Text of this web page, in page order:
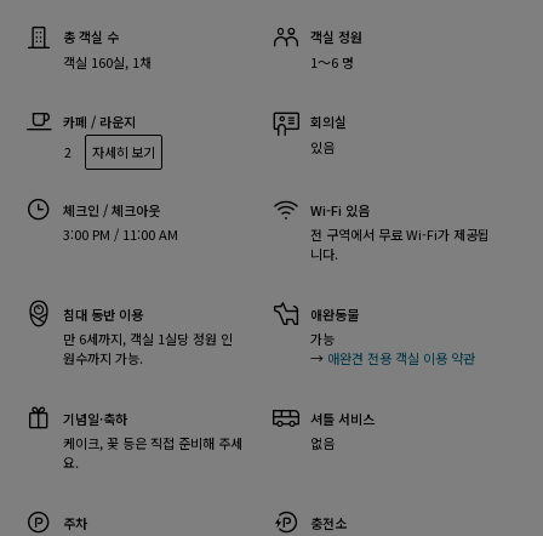
총 객실 수
객실 160실, 1채
객실 정원
1～6 명
카페 / 라운지
2
자세히 보기
회의실
있음
체크인 / 체크아웃
3:00 PM / 11:00 AM
Wi-Fi 있음
전 구역에서 무료 Wi-Fi가 제공됩
니다.
침대 동반 이용
만 6세까지, 객실 1실당 정원 인
원수까지 가능.
애완동물
가능
→ 애완견 전용 객실 이용 약관
기념일·축하
케이크, 꽃 등은 직접 준비해 주세
요.
셔틀 서비스
없음
주차
충전소